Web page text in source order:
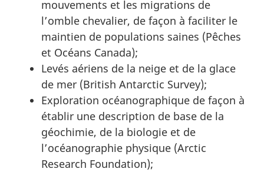
mouvements et les migrations de
l’omble chevalier, de façon à faciliter le
maintien de populations saines (Pêches
et Océans Canada);
Levés aériens de la neige et de la glace
de mer (British Antarctic Survey);
Exploration océanographique de façon à
établir une description de base de la
géochimie, de la biologie et de
l’océanographie physique (Arctic
Research Foundation);